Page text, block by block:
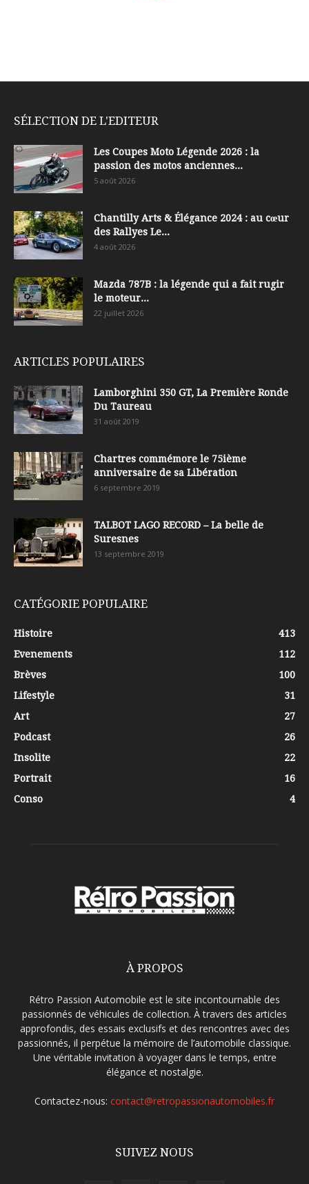
SÉLECTION DE L'EDITEUR
Les Coupes Moto Légende 2026 : la
passion des motos anciennes...
5 août 2026
Chantilly Arts & Élégance 2024 : au cœur
des Rallyes Le...
4 août 2026
Mazda 787B : la légende qui a fait rugir
le moteur...
22 juillet 2026
ARTICLES POPULAIRES
Lamborghini 350 GT, La Première Ronde
Du Taureau
31 août 2019
Chartres commémore le 75ième
anniversaire de sa Libération
6 septembre 2019
TALBOT LAGO RECORD – La belle de
Suresnes
13 septembre 2019
CATÉGORIE POPULAIRE
Histoire
413
Evenements
112
Brèves
100
Lifestyle
31
Art
27
Podcast
26
Insolite
22
Portrait
16
Conso
4
À PROPOS
Rétro Passion Automobile est le site incontournable des
passionnés de véhicules de collection. À travers des articles
approfondis, des essais exclusifs et des rencontres avec des
passionnés, il perpétue la mémoire de l’automobile classique.
Une véritable invitation à voyager dans le temps, entre
élégance et nostalgie.
Contactez-nous: contact@retropassionautomobiles.fr
SUIVEZ NOUS